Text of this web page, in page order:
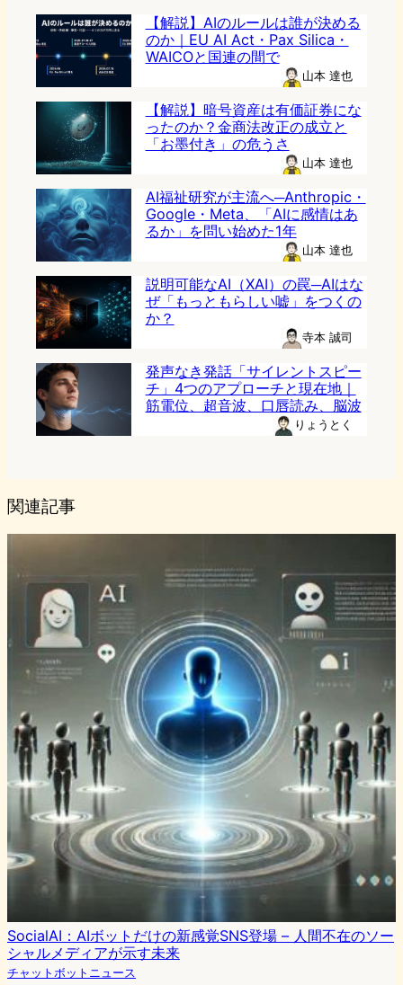
【解説】AIのルールは誰が決める
のか｜EU AI Act・Pax Silica・
WAICOと国連の間で
山本 達也
【解説】暗号資産は有価証券にな
ったのか？金商法改正の成立と
「お墨付き」の危うさ
山本 達也
AI福祉研究が主流へ─Anthropic・
Google・Meta、「AIに感情はあ
るか」を問い始めた1年
山本 達也
説明可能なAI（XAI）の罠─AIはな
ぜ「もっともらしい嘘」をつくの
か？
寺本 誠司
発声なき発話「サイレントスピー
チ」4つのアプローチと現在地｜
筋電位、超音波、口唇読み、脳波
りょうとく
関連記事
SocialAI：AIボットだけの新感覚SNS登場 – 人間不在のソー
シャルメディアが示す未来
チャットボットニュース